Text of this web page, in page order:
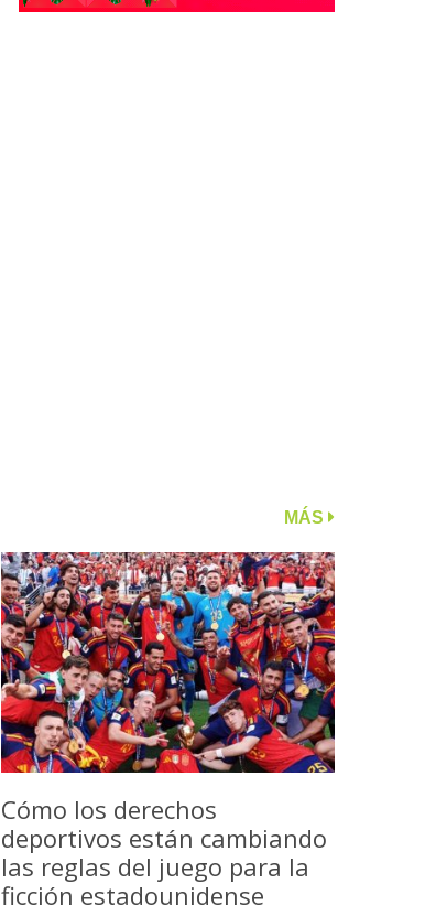
MÁS
Cómo los derechos
deportivos están cambiando
las reglas del juego para la
ficción estadounidense